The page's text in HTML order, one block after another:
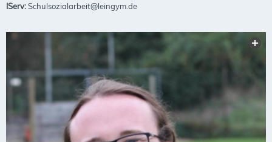
IServ:Schulsozialarbeit@leingym.de